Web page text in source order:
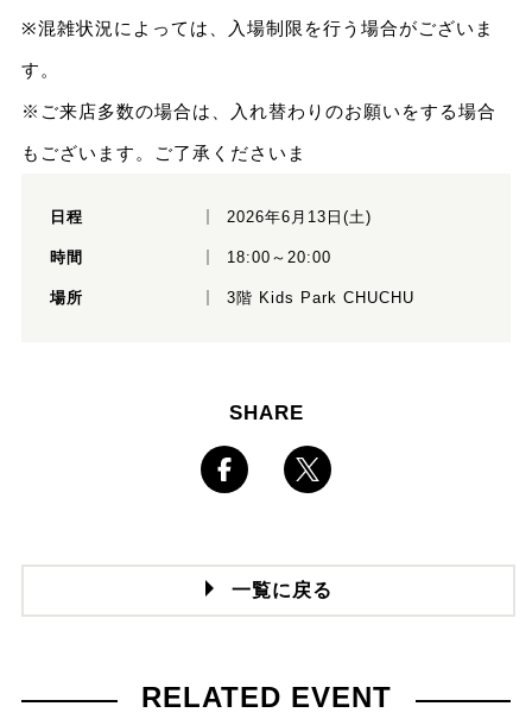
※混雑状況によっては、入場制限を行う場合がございま
す。
※ご来店多数の場合は、入れ替わりのお願いをする場合
もございます。ご了承くださいま
日程 2026年6月13日(土)
時間 18:00～20:00
場所 3階 Kids Park CHUCHU
SHARE
一覧に戻る
RELATED EVENT